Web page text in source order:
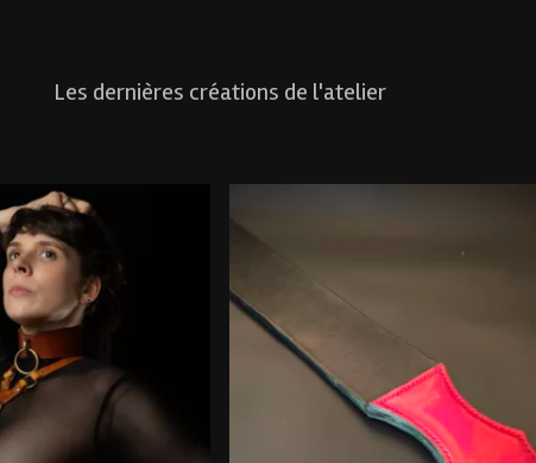
Les dernières créations de l'atelier